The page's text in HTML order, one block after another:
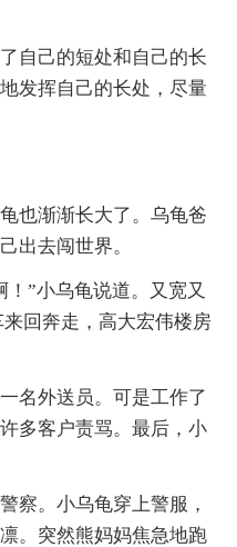
己的短处和自己的长
发挥自己的长处，尽量
渐渐长大了。乌龟爸
出去闯世界。
”小乌龟说道。又宽又
回奔走，高大宏伟楼房
外送员。可是工作了
多客户责骂。最后，小
。小乌龟穿上警服，
。突然熊妈妈焦急地跑